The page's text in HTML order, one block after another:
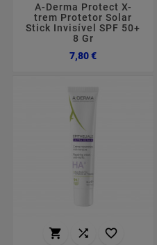
A-Derma Protect X-
trem Protetor Solar
Stick Invisível SPF 50+
8 Gr
7,80 €Preço
  